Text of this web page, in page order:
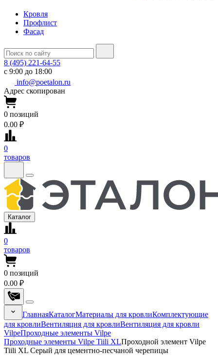
Кровля
Профлист
Фасад
8 (495) 221-64-55
с 9:00 до 18:00
info@poetalon.ru
Адрес скопирован
0 позиций
0.00 ₽
0
товаров
Каталог
0
товаров
0 позиций
0.00 ₽
ГлавнаяКаталогМатериалы для кровлиКомплектующие
для кровлиВентиляция для кровлиВентиляция для кровли
VilpeПроходные элементы Vilpe
Проходные элементы Vilpe Tiili XLПроходной элемент Vilpe
Tiili XL Серый для цементно-песчаной черепицы